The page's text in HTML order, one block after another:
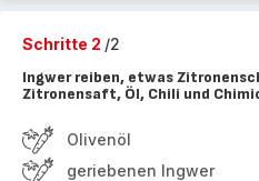
Schritte 2 /2
Ingwer reiben, etwas
Zitronensaft, Öl, Chili und
Olivenöl
geriebenen Ingwer